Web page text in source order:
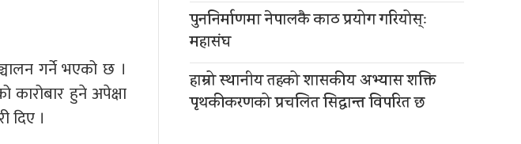
गर्ने भएको छ ।
हुने अपेक्षा
दिए ।
पुननिर्माणमा नेपालकै काठ प्रयोग गरियोस्ः
महासंघ
हाम्रो स्थानीय तहको शासकीय अभ्यास शक्ति
पृथकीकरणको प्रचलित सिद्धान्त विपरित छ